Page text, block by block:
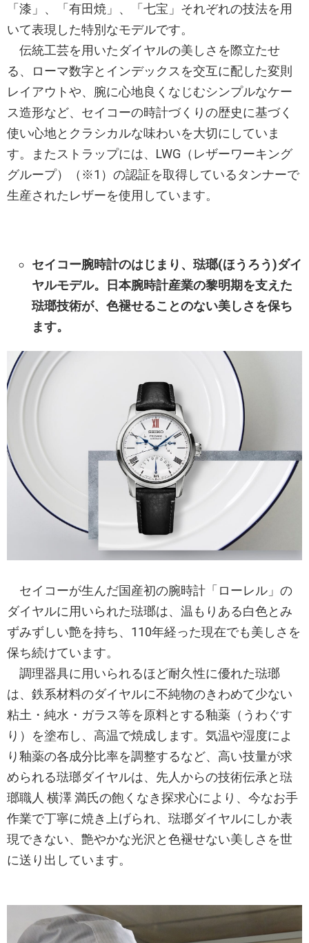
「漆」、「有田焼」、「七宝」それぞれの技法を用
いて表現した特別なモデルです。
伝統工芸を用いたダイヤルの美しさを際立たせ
る、ローマ数字とインデックスを交互に配した変則
レイアウトや、腕に心地良くなじむシンプルなケー
ス造形など、セイコーの時計づくりの歴史に基づく
使い心地とクラシカルな味わいを大切にしていま
す。またストラップには、LWG（レザーワーキング
グループ）（※1）の認証を取得しているタンナーで
生産されたレザーを使用しています。
セイコー腕時計のはじまり、琺瑯(ほうろう)ダイ
ヤルモデル。
日本腕時計産業の黎明期を支えた
琺瑯技術が、色褪せることのない美しさを保ち
ます。
セイコーが生んだ国産初の腕時計「ローレル」の
ダイヤルに用いられた琺瑯は、温もりある白色とみ
ずみずしい艶を持ち、110年経った現在でも美しさを
保ち続けています。
調理器具に用いられるほど耐久性に優れた琺瑯
は、鉄系材料のダイヤルに不純物のきわめて少ない
粘土・純水・ガラス等を原料とする釉薬（うわぐす
り）を塗布し、高温で焼成します。気温や湿度によ
り釉薬の各成分比率を調整するなど、高い技量が求
められる琺瑯ダイヤルは、先人からの技術伝承と琺
瑯職人 横澤 満氏の飽くなき探求心により、今なお手
作業で丁寧に焼き上げられ、琺瑯ダイヤルにしか表
現できない、艶やかな光沢と色褪せない美しさを世
に送り出しています。